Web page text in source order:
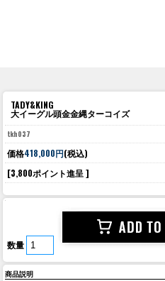
TADY&KING
大イーグル頭金金縄ターコイズ
tkh037
価格418,000円(税込)
[3,800ポイント進呈 ]
数量
商品説明